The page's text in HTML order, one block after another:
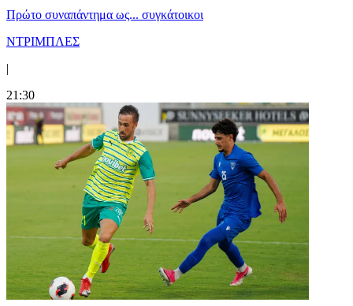
Πρώτο συναπάντημα ως... συγκάτοικοι
ΝΤΡΙΜΠΛΕΣ
|
21:30